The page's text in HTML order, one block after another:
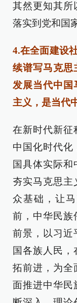
其然更知其所
落实到党和国
4.在全面建设
续谱写马克思
发展当代中国
主义，是当代
在新时代新征
中国化时代化
国具体实际
夯实马克思主
众基础，让
前，中华民族
前景，以习近
国各族人民
拓前进，为全
面推进中华民